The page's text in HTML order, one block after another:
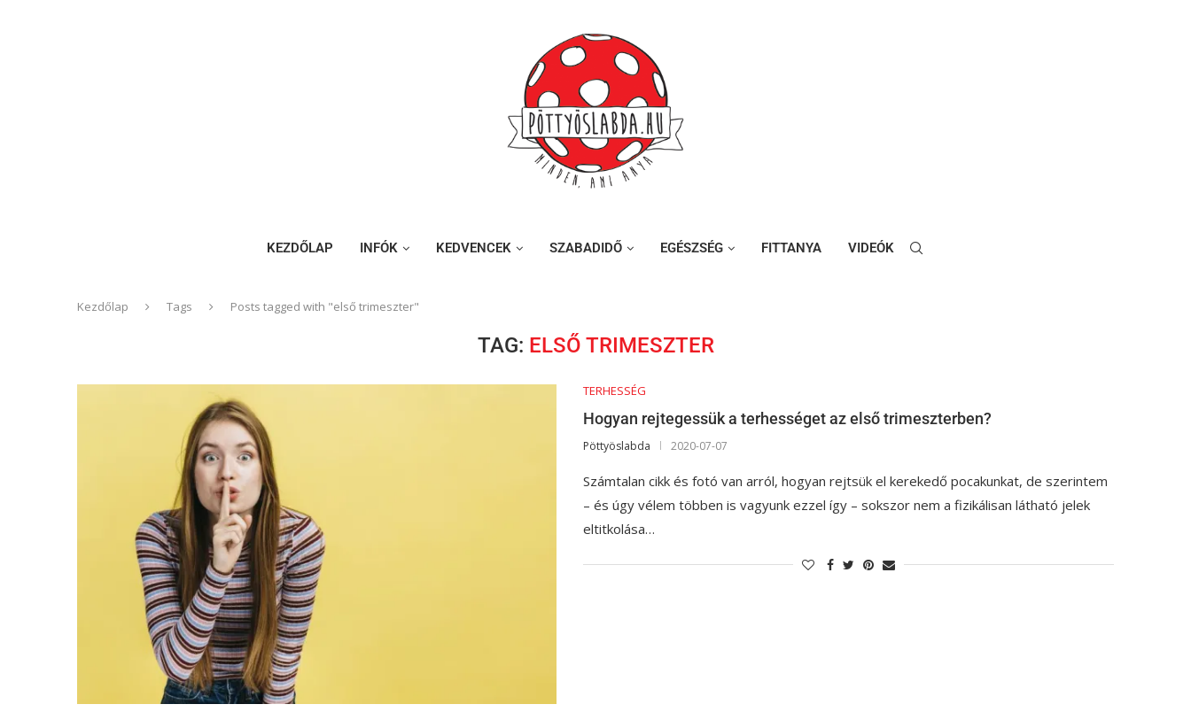
KEZDŐLAP INFÓK KEDVENCEK SZABADIDŐ EGÉSZSÉG FITTANYA VIDEÓK
Kezdőlap Tags Posts tagged with "első trimeszter"
TAG: ELSŐ TRIMESZTER
TERHESSÉG
Hogyan rejtegessük a terhességet az első trimeszterben?
Pöttyöslabda 2020-07-07
Számtalan cikk és fotó van arról, hogyan rejtsük el kerekedő pocakunkat, de szerintem
– és úgy vélem többen is vagyunk ezzel így – sokszor nem a fizikálisan látható jelek
eltitkolása…